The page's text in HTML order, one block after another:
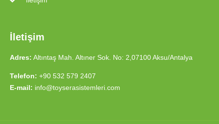
İletişim
Adres: Altıntaş Mah. Altıner Sok. No: 2,07100 Aksu/Antalya
Telefon: +90 532 579 2407
E-mail: info@toyserasistemleri.com